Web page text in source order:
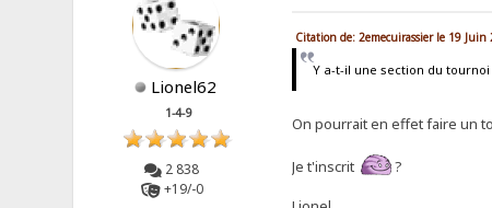
Lionel62
1-4-9
2 838
+19/-0
Citation de: 2emecuirassier le 19 Juin
Y a-t-il une section du
On pourrait en effet faire un
Je t'inscrit
?